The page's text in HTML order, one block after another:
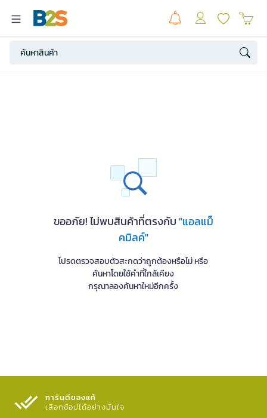
ขออภัย! ไม่พบสินค้าที่ตรงกับ"แอลแม็
คมิลค์"
โปรดตรวจสอบตัวสะกดว่าถูกต้องหรือไม่ หรือ
ค้นหาโดยใช้คำที่ใกล้เคียง
กรุณาลองค้นหาใหม่อีกครั้ง
การันตีของแท้
เลือกช้อปได้อย่างมั่นใจ​